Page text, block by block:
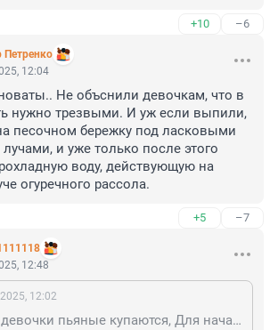
+10 –6
Петренко
12:04
Не объснили девочкам, что в
нужно трезвыми. И уж если выпили,
песочном бережку под ласковыми
и уже только после этого
воду, действующую на
огуречного рассола.
+5 –7
12:48
12:02
Маленькие девочки пьяные купаются, Для начала водочки с пивом наглотаются. Будет для спасателей много новых вызовов, Много пьяных девочек хлебанут, не выживут.